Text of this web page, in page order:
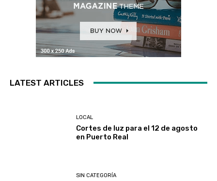
LATEST ARTICLES
LOCAL
Cortes de luz para el 12 de agosto
en Puerto Real
SIN CATEGORÍA